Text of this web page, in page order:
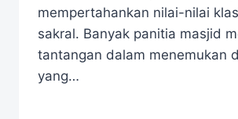
mempertahankan nilai-nilai
sakral. Banyak panitia masjid
tantangan dalam menemukan
yang…